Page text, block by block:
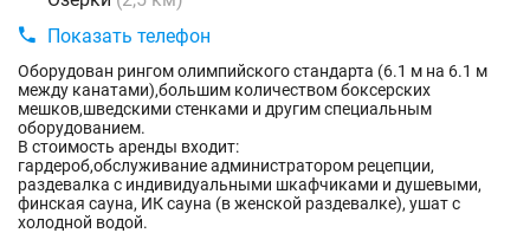
 Показать телефон
Оборудован рингом олимпийского стандарта (6.1 м на 6.1 м
между канатами),большим количеством боксерских
мешков,шведскими стенками и другим специальным
оборудованием.
В стоимость аренды входит:
гардероб,обслуживание администратором рецепции,
раздевалка с индивидуальными шкафчиками и душевыми,
финская сауна, ИК сауна (в женской раздевалке), ушат с
холодной водой.